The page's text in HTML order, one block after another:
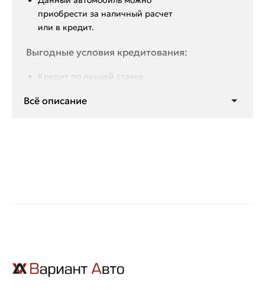
пpиобрeсти за наличный pacчет
или в крeдит.
Выгодные условия кредитования:
Кредит по лучшей ставке.
Первоначальный взнос от 0%.
Всё описание